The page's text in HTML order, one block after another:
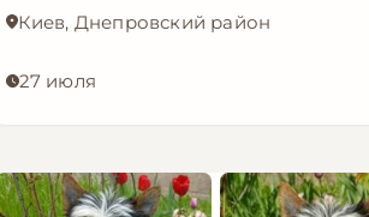
Киев, Днепровский район
27 июля